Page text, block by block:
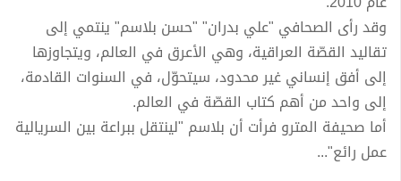
وقد رأى الصحافي "علي بدران" "حسن بلاسم" ينتمي إلى
تقاليد القصّة العراقية، وهي الأعرق في العالم، ويتجاوزها
إلى أفق إنساني غير محدود، سيتحوّل، في السنوات القادمة،
إلى واحد من أهم كتاب القصّة في العالم.
أما صحيفة المترو فرأت أن بلاسم "لينتقل ببراعة بين السريالية
عمل رائع"...